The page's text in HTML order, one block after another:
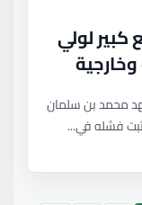
لولي
محمد بن سلمان
فشله في...